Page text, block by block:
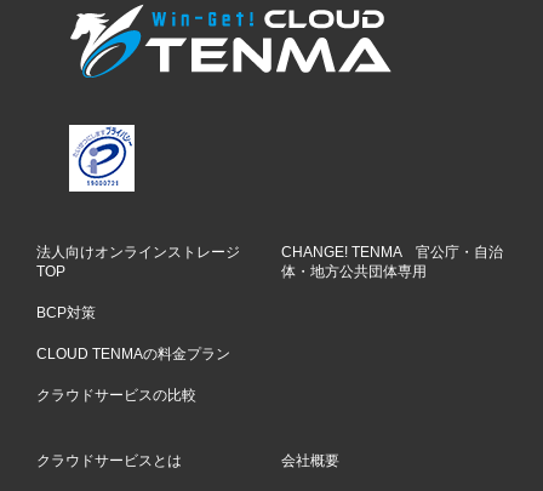
法人向けオンラインストレージ
TOP
BCP対策
CLOUD TENMAの料金プラン
クラウドサービスの比較
CHANGE! TENMA 官公庁・自治
体・地方公共団体専用
クラウドサービスとは 会社概要